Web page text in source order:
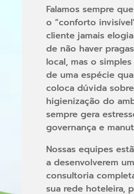
Falamos sempre
o “conforto
cliente jamais
de não haver
local, mas o
de uma espécie
coloca dúvida
higienização do
sempre gera
governança e
Nossas equipes
a desenvolverem
consultoria
sua rede hoteleira,